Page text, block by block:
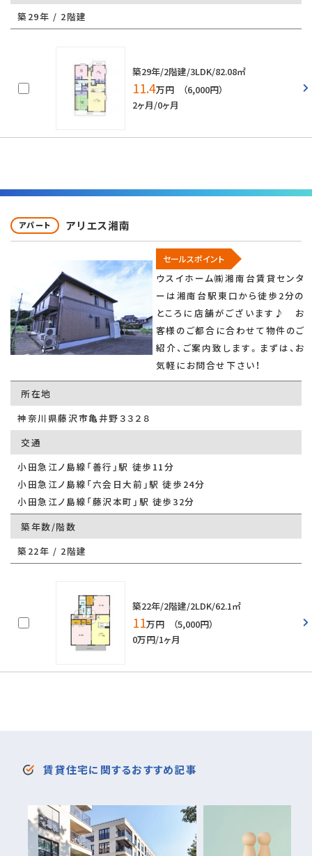
築29年 / 2階建
築29年/2階建/3LDK/82.08㎡
11.4万円 （6,000円）
2ヶ月/0ヶ月
アパート アリエス湘南
セールスポイント
ウスイホーム㈱湘南台賃貸センタ
ーは湘南台駅東口から徒歩2分の
ところに店舗がございます♪ お
客様のご都合に合わせて物件のご
紹介、ご案内致します。まずは、お
気軽にお問合せ下さい！
所在地
神奈川県藤沢市亀井野３３２８
交通
小田急江ノ島線「善行」駅 徒歩11分
小田急江ノ島線「六会日大前」駅 徒歩24分
小田急江ノ島線「藤沢本町」駅 徒歩32分
築年数/階数
築22年 / 2階建
築22年/2階建/2LDK/62.1㎡
11万円 （5,000円）
0万円/1ヶ月
賃貸住宅に関するおすすめ記事